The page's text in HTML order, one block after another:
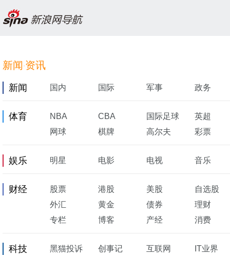
新闻 ·资讯
新闻 国内 国际 军事 政务
体育 NBA CBA 国际足球
英超
网球
棋牌 高尔夫 彩票
娱乐 明星 电影 电视 音乐
财经 股票 港股 美股
自选股
外汇
黄金 债券
理财
专栏
博客 产经 消费
科技 黑猫投诉 创事记 互联网
IT业界